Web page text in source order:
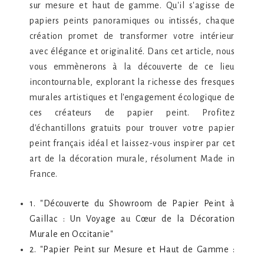
sur mesure et haut de gamme. Qu'il s'agisse de
papiers peints panoramiques ou intissés, chaque
création promet de transformer votre intérieur
avec élégance et originalité. Dans cet article, nous
vous emmènerons à la découverte de ce lieu
incontournable, explorant la richesse des fresques
murales artistiques et l'engagement écologique de
ces créateurs de papier peint. Profitez
d'échantillons gratuits pour trouver votre papier
peint français idéal et laissez-vous inspirer par cet
art de la décoration murale, résolument Made in
France.
1. "Découverte du Showroom de Papier Peint à
Gaillac : Un Voyage au Cœur de la Décoration
Murale en Occitanie"
2. "Papier Peint sur Mesure et Haut de Gamme :